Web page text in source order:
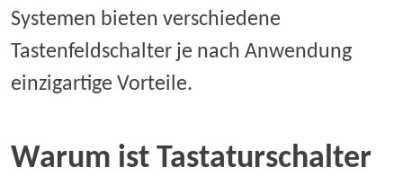
Systemen bieten verschiedene
Tastenfeldschalter je nach Anwendung
einzigartige Vorteile.
Warum ist Tastaturschalter